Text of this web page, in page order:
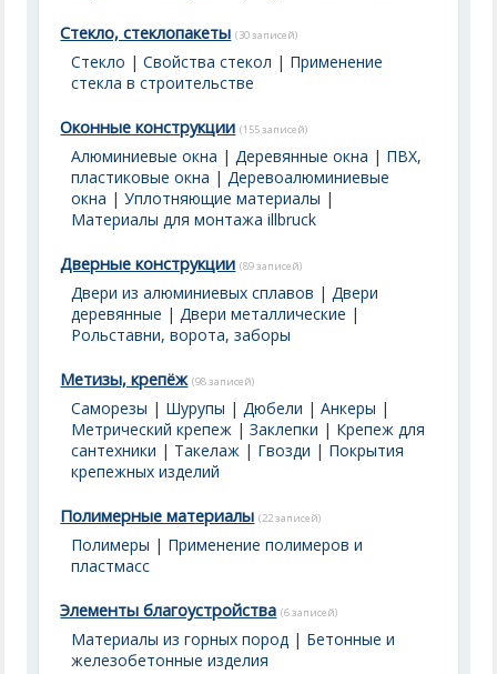
Стекло, стеклопакеты (30 записей)
Стекло |Свойства стекол | Применение
стекла в строительстве
Оконные конструкции (155 записей)
Алюминиевые окна |Деревянные окна | ПВХ,
пластиковые окна |Деревоалюминиевые
окна |Уплотняющие материалы |
Материалы для монтажа illbruck
Дверные конструкции (89 записей)
Двери из алюминиевых сплавов |Двери
деревянные |Двери металлические |
Рольставни, ворота, заборы
Метизы, крепёж (98 записей)
Саморезы | Шурупы |Дюбели |Анкеры |
Метрический крепеж |Заклепки | Крепеж для
сантехники | Такелаж | Гвозди | Покрытия
крепежных изделий
Полимерные материалы (22 записей)
Полимеры | Применение полимеров и
пластмасс
Элементы благоустройства (6 записей)
Материалы из горных пород | Бетонные и
железобетонные изделия